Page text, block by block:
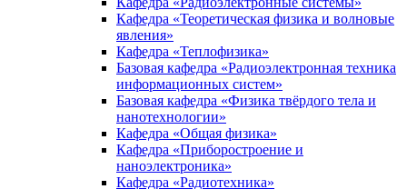
Кафедра «Теоретическая физика и волновые
явления»
Кафедра «Теплофизика»
Базовая кафедра «Радиоэлектронная техника
информационных систем»
Базовая кафедра «Физика твёрдого тела и
нанотехнологии»
Кафедра «Общая физика»
Кафедра «Приборостроение и
наноэлектроника»
Кафедра «Радиотехника»